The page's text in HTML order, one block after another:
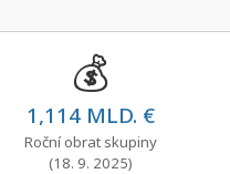
💰
1,114 MLD. €
Roční obrat skupiny
(18. 9. 2025)